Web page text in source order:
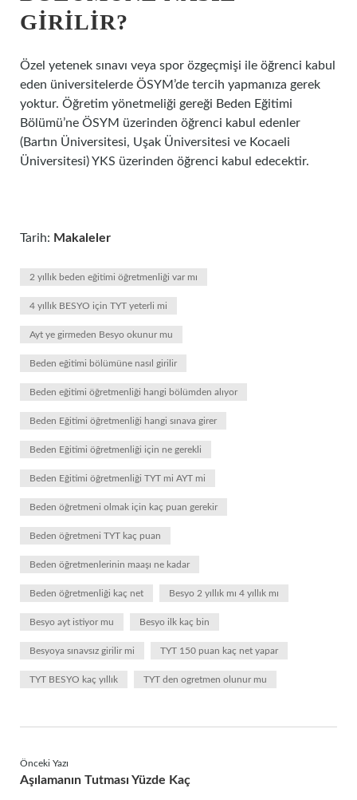
GIRILIR?
Özel yetenek sınavı veya spor özgeçmişi ile öğrenci kabul
eden üniversitelerde ÖSYM’de tercih yapmanıza gerek
yoktur. Öğretim yönetmeliği gereği Beden Eğitimi
Bölümü’ne ÖSYM üzerinden öğrenci kabul edenler
(Bartın Üniversitesi, Uşak Üniversitesi ve Kocaeli
Üniversitesi) YKS üzerinden öğrenci kabul edecektir.
Tarih: Makaleler
2 yıllık beden eğitimi öğretmenliği var mı
4 yıllık BESYO için TYT yeterli mi
Ayt ye girmeden Besyo okunur mu
Beden eğitimi bölümüne nasıl girilir
Beden eğitimi öğretmenliği hangi bölümden alıyor
Beden Eğitimi öğretmenliği hangi sınava girer
Beden Eğitimi öğretmenliği için ne gerekli
Beden Eğitimi öğretmenliği TYT mi AYT mi
Beden öğretmeni olmak için kaç puan gerekir
Beden öğretmeni TYT kaç puan
Beden öğretmenlerinin maaşı ne kadar
Beden öğretmenliği kaç net Besyo 2 yıllık mı 4 yıllık mı
Besyo ayt istiyor mu Besyo ilk kaç bin
Besyoya sınavsız girilir mi TYT 150 puan kaç net yapar
TYT BESYO kaç yıllık TYT den ogretmen olunur mu
Önceki Yazı
Aşılamanın Tutması Yüzde Kaç